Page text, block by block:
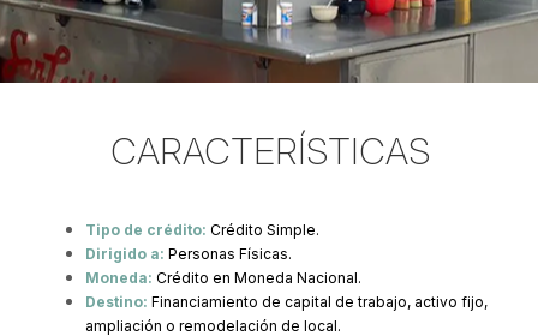
CARACTERÍSTICAS
Tipo de crédito:Crédito Simple.
Dirigido a: Personas Físicas.
Moneda: Crédito en Moneda Nacional.
Destino: Financiamiento de capital de trabajo, activo fijo,
ampliación o remodelación de local.